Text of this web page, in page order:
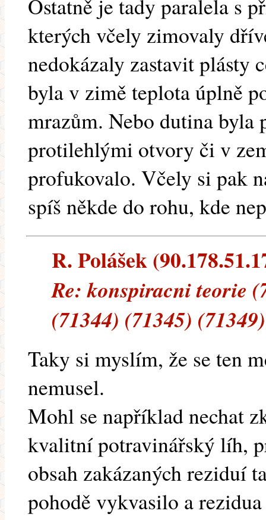
Ostatně je tady paralela s
kterých včely zimovaly
nedokázaly zastavit plásty
byla v zimě teplota úplně
mrazům. Nebo dutina byla
protilehlými otvory či v
profukovalo. Včely si pak
spíš někde do rohu, kde
R. Polášek
Re: konspiracni teorie
(71344) (71345)
Taky si myslím, že se ten
nemusel.
Mohl se například nechat
kvalitní potravinářský líh,
obsah zakázaných reziduí
pohodě vykvasilo a